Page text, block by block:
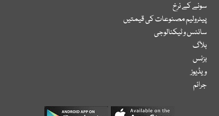
سونے کے نرخ
پیٹرولیم مصنوعات کی قیمتیں
سائنس و ٹیکنالوجی
بلاگ
بزنس
ویڈیوز
جرائم